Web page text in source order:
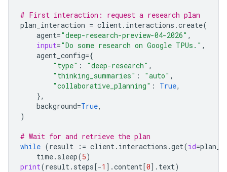
# First interaction: request a research plan
plan_interaction = client. interactions .create(
agent="deep-research-preview-04-2026" ,
input="Do some research on Google TPUs." ,
agent_config={
"type" : "deep-research" ,
"thinking_summaries" : "auto" ,
"collaborative_planning" : True,
},
background=True,
)
# Wait for and retrieve the plan
while (result := client. interactions .get(id=
time. sleep(5)
print(result. steps[-1 ] .content[0] . text)